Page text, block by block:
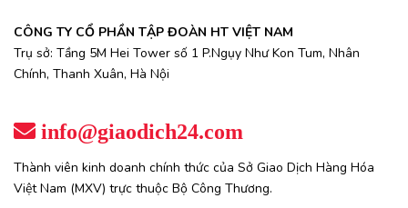
CÔNG TY CỔ PHẦN TẬP ĐOÀN HT VIỆT NAM
Trụ sở: Tầng 5M Hei Tower số 1 P.Ngụy Như Kon Tum, Nhân
Chính, Thanh Xuân, Hà Nội
info@giaodich24.com
Thành viên kinh doanh chính thức của Sở Giao Dịch Hàng Hóa
Việt Nam (MXV) trực thuộc Bộ Công Thương.